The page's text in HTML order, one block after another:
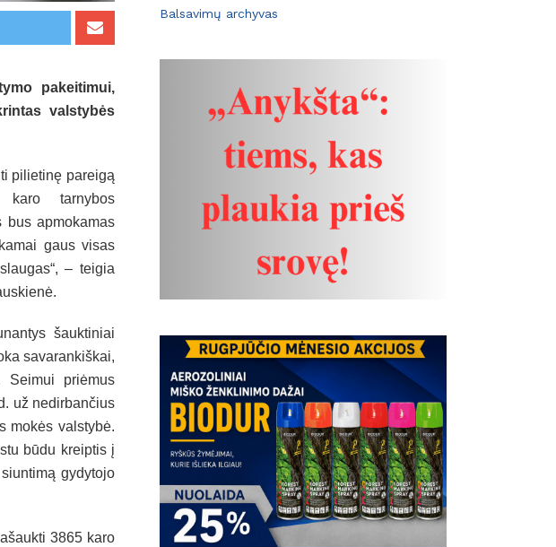
pakeitimui,
valstybės
pilietinę pareigą
karo tarnybos
bus apmokamas
gaus visas
– teigia
šauktiniai
savarankiškai,
priėmus
už nedirbančius
mokės valstybė.
būdu kreiptis į
gydytojo
3865 karo
Balsavimų archyvas